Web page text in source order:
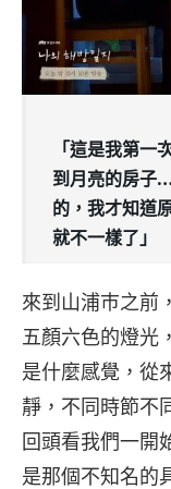
「這是我第一
到月亮的房子
的，我才知道
就不一樣了」
來到山浦巿之前
五顏六色的燈光
是什麼感覺，從
靜，不同時節不
回頭看我們一開
是那個不知名的